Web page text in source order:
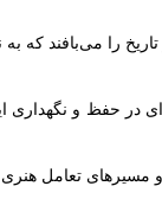
را می‌بافند
در حفظ و نگهداری
تعامل